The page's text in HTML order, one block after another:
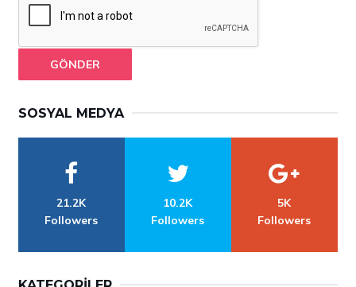
GÖNDER
SOSYAL MEDYA
21.2K
Followers
10.2K
Followers
5K
Followers